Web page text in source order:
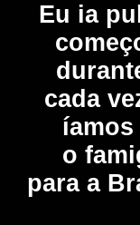
Eu ia
cada
o
para a